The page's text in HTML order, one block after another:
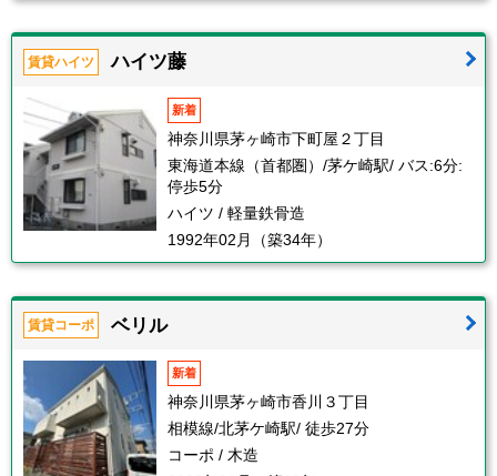
賃貸ハイツ ハイツ藤
新着
神奈川県茅ヶ崎市下町屋２丁目
東海道本線（首都圏）/茅ケ崎駅/ バス:6分:
停歩5分
ハイツ / 軽量鉄骨造
1992年02月（築34年）
賃貸コーポ ベリル
新着
神奈川県茅ヶ崎市香川３丁目
相模線/北茅ケ崎駅/ 徒歩27分
コーポ / 木造